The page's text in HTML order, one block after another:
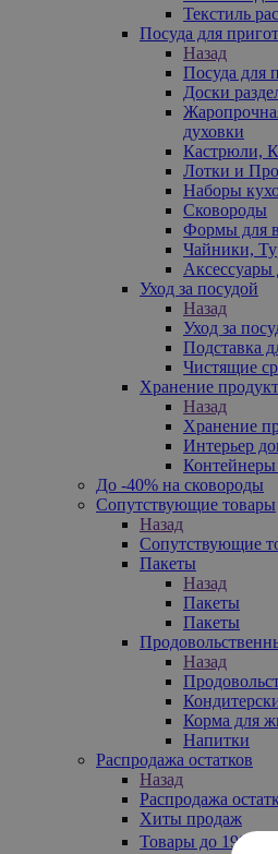
Текстиль
Посуда для
Назад
Посуда для
Доски
духовки
Кастрюли,
Лотки и
Наборы
Сковороды
Формы для
Чайники,
Аксессуары
Уход за посудой
Назад
Уход за
Подставка
Чистящие
Хранение
Назад
Хранение
Интерьер
До -40% на сковороды
Сопутствующие товары
Назад
Сопутствующие
Пакеты
Назад
Пакеты
Пакеты
Назад
Корма для
Напитки
Распродажа остатков
Назад
Распродажа
Хиты продаж
Товары до 199₽